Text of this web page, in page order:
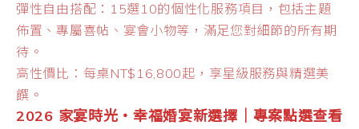
彈性自由搭配：15選10的個性化服務項目，包括主題
佈置、專屬喜帖、宴會小物等，滿足您對細節的所有期
待。
高性價比：每桌NT$16,800起，享星級服務與精選美
饌。
2026 家宴時光・幸福婚宴新選擇｜專案點選查看